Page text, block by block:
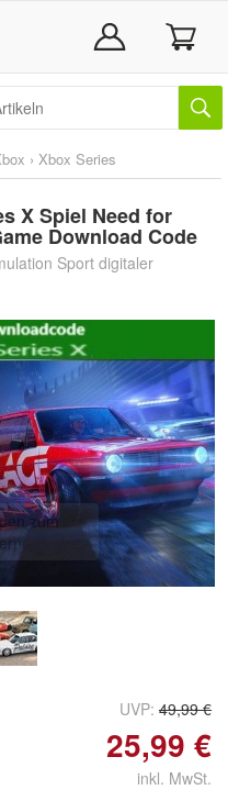
› Xbox Series
X Spiel Need for
Download Code
Sport digitaler
zum
UVP: 49,99 €
25,99 €
inkl. MwSt.